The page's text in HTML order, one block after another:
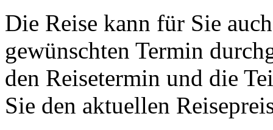
Die Reise kann für Sie
gewünschten Termin
den Reisetermin und die
Sie den aktuellen